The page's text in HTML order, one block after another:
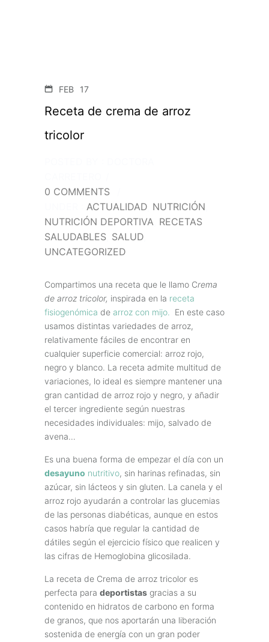
FEB 17
Receta de crema de arroz
tricolor
0 COMMENTS
ACTUALIDAD NUTRICIÓN
NUTRICIÓN DEPORTIVA RECETAS
SALUDABLES SALUD
UNCATEGORIZED
Compartimos una receta que le llamo Crema
de arroz tricolor, inspirada en la receta
fisiogenómica de arroz con mijo. En este caso
usamos distintas variedades de arroz,
relativamente fáciles de encontrar en
cualquier superficie comercial: arroz rojo,
negro y blanco. La receta admite multitud de
variaciones, lo ideal es siempre mantener una
gran cantidad de arroz rojo y negro, y añadir
el tercer ingrediente según nuestras
necesidades individuales: mijo, salvado de
avena…
Es una buena forma de empezar el día con un
desayuno nutritivo, sin harinas refinadas, sin
azúcar, sin lácteos y sin gluten. La canela y el
arroz rojo ayudarán a controlar las glucemias
de las personas diabéticas, aunque en estos
casos habría que regular la cantidad de
dátiles según el ejercicio físico que realicen y
las cifras de Hemoglobina glicosilada.
La receta de Crema de arroz tricolor es
perfecta para deportistas gracias a su
contenido en hidratos de carbono en forma
de granos, que nos aportarán una liberación
sostenida de energía con un gran poder